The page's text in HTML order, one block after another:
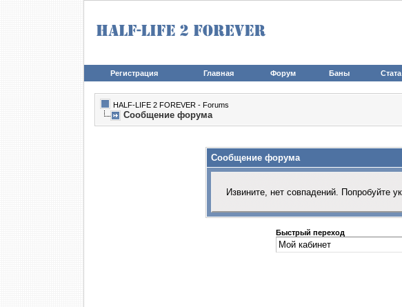
Регистрация Главная Форум Баны Стата
HALF-LIFE 2 FOREVER - Forums
Сообщение форума
Сообщение форума
Извините, нет совпадений. Попробуйте
Быстрый переход